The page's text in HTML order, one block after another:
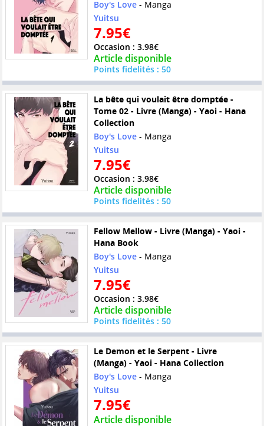
Boy's Love- Manga
Yuitsu
7.95€
Occasion : 3.98€
Article disponible
Points fidelités : 50
La bête qui voulait être domptée -
Tome 02 - Livre (Manga) - Yaoi - Hana
Collection
Boy's Love- Manga
Yuitsu
7.95€
Occasion : 3.98€
Article disponible
Points fidelités : 50
Fellow Mellow - Livre (Manga) - Yaoi -
Hana Book
Boy's Love- Manga
Yuitsu
7.95€
Occasion : 3.98€
Article disponible
Points fidelités : 50
Le Demon et le Serpent - Livre
(Manga) - Yaoi - Hana Collection
Boy's Love- Manga
Yuitsu
7.95€
Article disponible